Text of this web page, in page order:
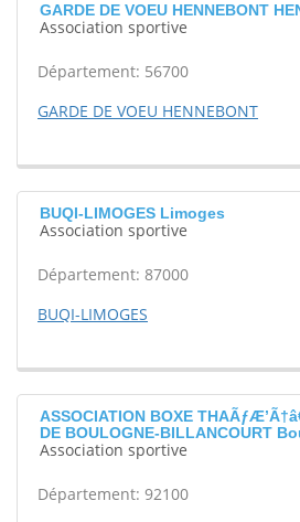
GARDE DE VOEU HENNEBONT
Association sportive
Département: 56700
GARDE DE VOEU HENNEBONT
BUQI-LIMOGES Limoges
Association sportive
Département: 87000
BUQI-LIMOGES
ASSOCIATION BOXE
DE BOULOGNE-BILLANCOURT
Association sportive
Département: 92100